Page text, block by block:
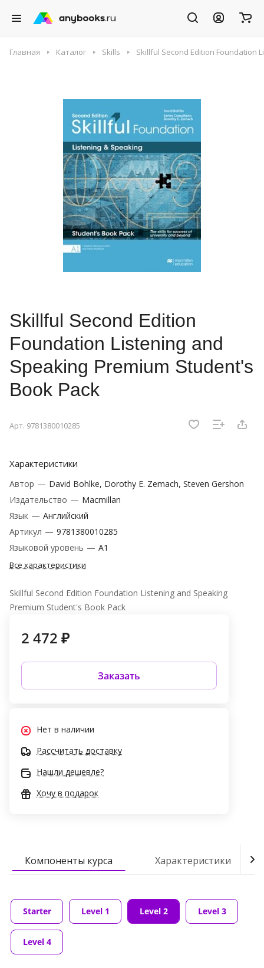
Главная Каталог Skills Skillful Second Edition Foundation
Skillful Second Edition
Foundation Listening and
Speaking Premium Student's
Book Pack
Арт. 9781380010285
Характеристики
Автор — David Bohlke, Dorothy E. Zemach, Steven Gershon
Издательство — Macmillan
Язык — Английский
Артикул — 9781380010285
Языковой уровень — A1
Все характеристики
Skillful Second Edition Foundation Listening and Speaking
Premium Student's Book Pack
2 472 ₽
Заказать
Нет в наличии
Рассчитать доставку
Нашли дешевле?
Хочу в подарок
Компоненты курса Характеристики
Starter Level 1 Level 2 Level 3
Level 4